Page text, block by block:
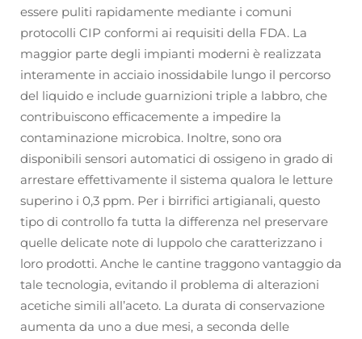
essere puliti rapidamente mediante i comuni
protocolli CIP conformi ai requisiti della FDA. La
maggior parte degli impianti moderni è realizzata
interamente in acciaio inossidabile lungo il percorso
del liquido e include guarnizioni triple a labbro, che
contribuiscono efficacemente a impedire la
contaminazione microbica. Inoltre, sono ora
disponibili sensori automatici di ossigeno in grado di
arrestare effettivamente il sistema qualora le letture
superino i 0,3 ppm. Per i birrifici artigianali, questo
tipo di controllo fa tutta la differenza nel preservare
quelle delicate note di luppolo che caratterizzano i
loro prodotti. Anche le cantine traggono vantaggio da
tale tecnologia, evitando il problema di alterazioni
acetiche simili all’aceto. La durata di conservazione
aumenta da uno a due mesi, a seconda delle